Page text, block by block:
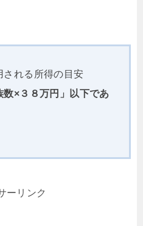
される所得の目安
数×３８万円」以下であ
ーリンク